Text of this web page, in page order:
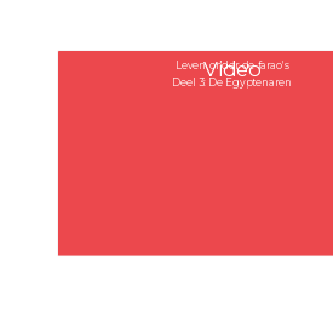
Video
Leven onder de farao's
Deel 3: De Egyptenaren